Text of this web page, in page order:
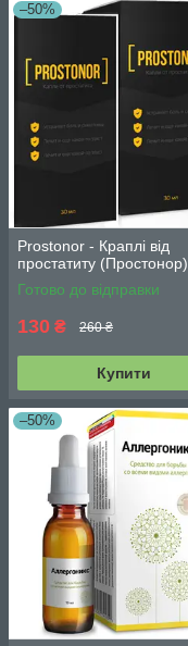
–50%
Prostonor - Краплі від
простатиту (Простонор)
Готово до відправки
130 ₴ 260 ₴
Купити
–50%